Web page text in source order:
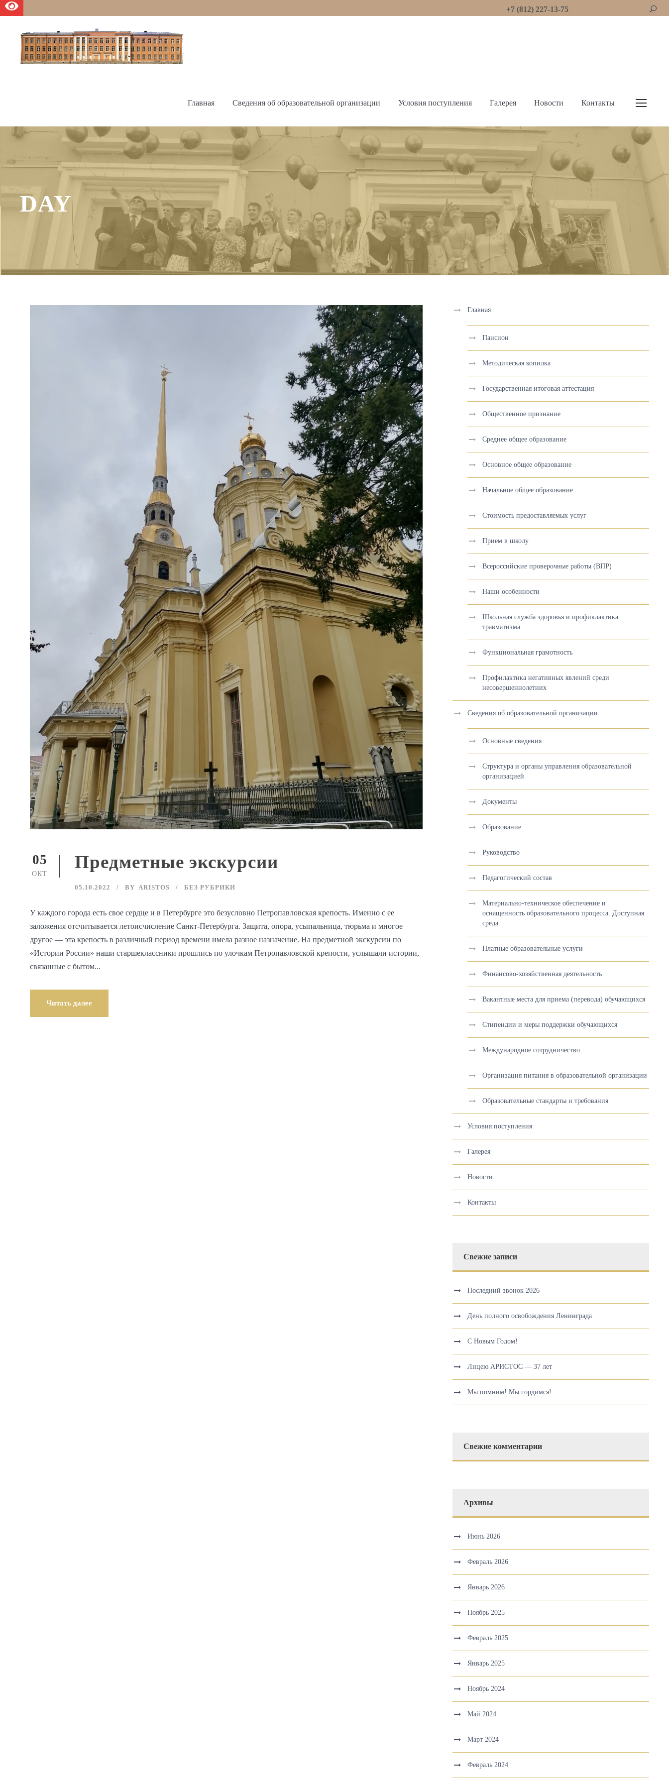
+7 (812) 227-13-75
Главная Сведения об образовательной организации Условия поступления Галерея Новости Контакты
DAY
05
ОКТ
Предметные экскурсии
05.10.2022 BY ARISTOS БЕЗ РУБРИКИ
У каждого города есть свое сердце и в Петербурге это безусловно Петропавловская крепость. Именно с ее
заложения отсчитывается летоисчисление Санкт-Петербурга. Защита, опора, усыпальница, тюрьма и многое
другое — эта крепость в различный период времени имела разное назначение. На предметной экскурсии по
«Истории России» наши старшеклассники прошлись по улочкам Петропавловской крепости, услышали истории,
связанные с бытом...
Читать далее
Главная
Пансион
Методическая копилка
Государственная итоговая аттестация
Общественное признание
Среднее общее образование
Основное общее образование
Начальное общее образование
Стоимость предоставляемых услуг
Прием в школу
Всероссийские проверочные работы (ВПР)
Наши особенности
Школьная служба здоровья и профиклактика
травматизма
Функциональная грамотность
Профилактика негативных явлений среди
несовершеннолетних
Сведения об образовательной организации
Основные сведения
Структура и органы управления образовательной
организацией
Документы
Образование
Руководство
Педагогический состав
Материально-техническое обеспечение и
оснащенность образовательного процесса. Доступная
среда
Платные образовательные услуги
Финансово-хозяйственная деятельность
Вакантные места для приема (перевода) обучающихся
Стипендии и меры поддержки обучающихся
Международное сотрудничество
Организация питания в образовательной организации
Образовательные стандарты и требования
Условия поступления
Галерея
Новости
Контакты
Свежие записи
Последний звонок 2026
День полного освобождения Ленинграда
С Новым Годом!
Лицею АРИСТОС — 37 лет
Мы помним! Мы гордимся!
Свежие комментарии
Архивы
Июнь 2026
Февраль 2026
Январь 2026
Ноябрь 2025
Февраль 2025
Январь 2025
Ноябрь 2024
Май 2024
Март 2024
Февраль 2024